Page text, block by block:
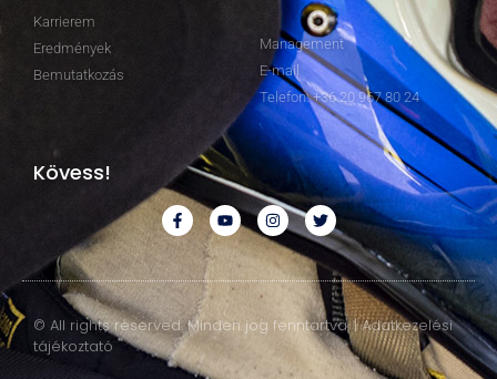
Karrierem
Eredmények
Bemutatkozás
Management
E-mail
Telefon: +36 20 967 80 24
Kövess!
© All rights reserved. Minden jog fenntartva. | Adatkezelési
tájékoztató